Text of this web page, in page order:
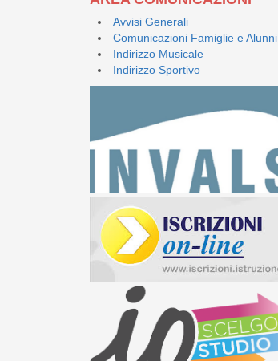
Avvisi Generali
Comunicazioni Famiglie e Alunni
Indirizzo Musicale
Indirizzo Sportivo